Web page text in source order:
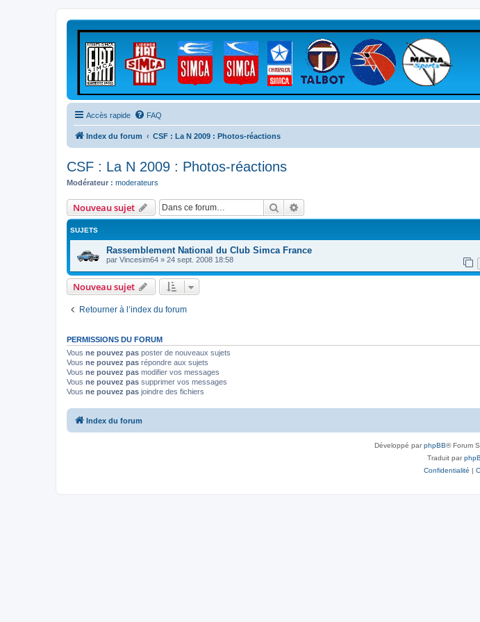
Accès rapide FAQ
Index du forum CSF : La N 2009 : Photos-réactions
CSF : La N 2009 : Photos-réactions
Modérateur : moderateurs
Nouveau sujet Rechercher
SUJETS
Rassemblement National du Club Simca France
par Vincesim64 » 24 sept. 2008 18:58
Nouveau sujet
Retourner à l’index du forum
PERMISSIONS DU FORUM
Vous ne pouvez pas poster de nouveaux sujets
Vous ne pouvez pas répondre aux sujets
Vous ne pouvez pas modifier vos messages
Vous ne pouvez pas supprimer vos messages
Vous ne pouvez pas joindre des fichiers
Index du forum
Développé parphpBB® Forum
Traduit par
Confidentialité |